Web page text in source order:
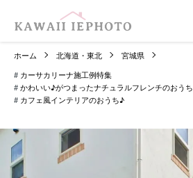
ホーム 北海道・東北
宮城県
# カーサカリーナ施工例特集
#かわいい♪がつまったナチュラルフレンチのおうち
# カフェ風インテリアのおうち♪